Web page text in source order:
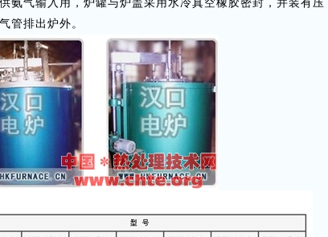
氨气输入用，炉罐与炉盖采用水冷真空橡胶密封，并装有压
管排出炉外。